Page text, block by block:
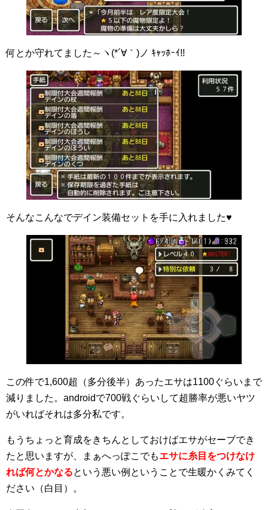
何とか守れてました～ヽ(*´∀｀)ノ ｷｬｯﾎｰｲ!!
そんなこんなでデイン装備セットを手に入れました♥
この件で1,600超（多分後半）あったエサは1100ぐらいまで
減りました。androidで700戦ぐらいして超勝率が悪いヤツ
がいればそれは多分私です。
もうちょっと育成をきちんとしておけばエサがセーブでき
たと思いますが、まぁへっぽこでもエサに糸目をつけなけ
れば何とかなるという悪い例ということで生暖かくみてく
ださい（白目）。